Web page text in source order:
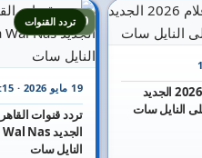
تردد قناة اليوم أفلام 2026 الجديد
20
19 مايو 2026 · 16:15
النايل سات
تردد القنوات